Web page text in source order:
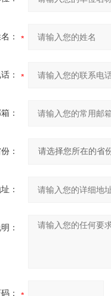
：
：
：
：
：
：
：